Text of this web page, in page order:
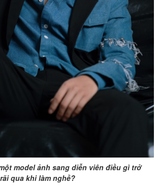
model ảnh sang diễn viên điều gì trở
qua khi làm nghề?